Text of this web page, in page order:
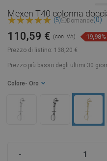
Mexen T40 colonna
(5) Domande(0)
Prezzo di listino: 138,20 €
110,59 € (con IVA) 19,98%
Prezzo più basso degli ultimi 30
Colore - Oro
-